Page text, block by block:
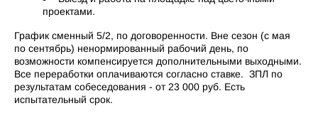
проектами.
График сменный 5/2, по договоренности. Вне сезон (с мая
по сентябрь) ненормированный рабочий день, по
возможности компенсируется дополнительными выходными.
Все переработки оплачиваются согласно ставке. ЗПЛ по
результатам собеседования - от 23 000 руб. Есть
испытательный срок.